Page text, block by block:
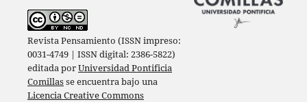
Revista Pensamiento (ISSN impreso:
0031-4749 | ISSN digital: 2386-5822)
editada porUniversidad Pontificia
Comillasse encuentra bajo una
Licencia Creative Commons